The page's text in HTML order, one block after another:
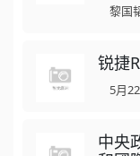
黎国
锐捷
5月
中央